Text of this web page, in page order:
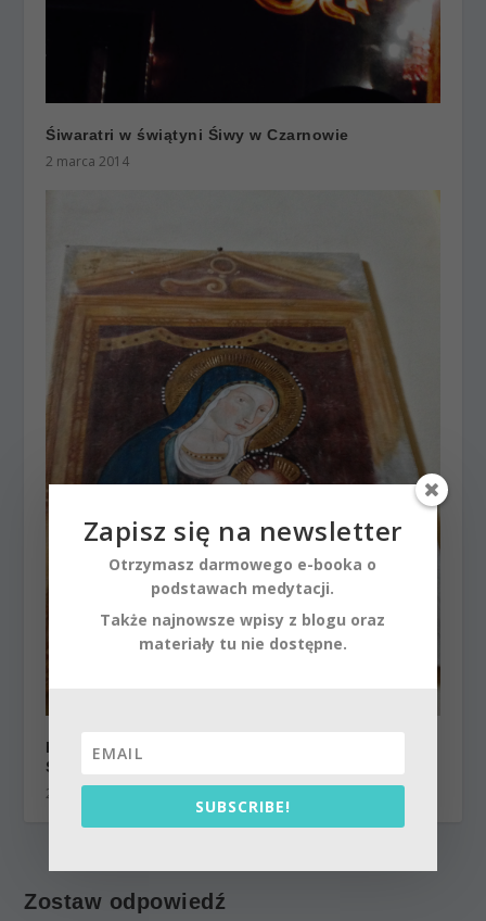
Śiwaratri w świątyni Śiwy w Czarnowie
2 marca 2014
Każdy z nas szuka miłości. Refleksje po wizycie
Sadhu Maharadźa we Włoszech
21 lipca 2014
Zostaw odpowiedź
Zapisz się na newsletter
Otrzymasz darmowego e-booka o
podstawach medytacji.
Także najnowsze wpisy z blogu oraz
materiały tu nie dostępne.
SUBSCRIBE!